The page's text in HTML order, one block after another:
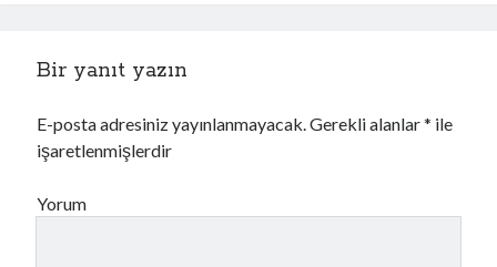
Bir yanıt yazın
E-posta adresiniz yayınlanmayacak.Gerekli alanlar* ile
işaretlenmişlerdir
Yorum